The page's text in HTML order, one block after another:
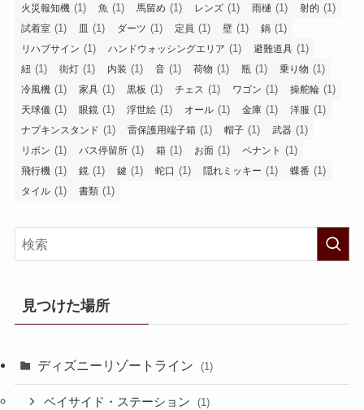
火災報知機 (1) 魚 (1) 馬留め (1) レンズ (1) 雨樋 (1) 射的 (1)
試着室 (1) 皿 (1) ダーツ (1) 定員 (1) 壁 (1) 鍋 (1)
リハブサイン (1) ハンドウォッシングエリア (1) 避難道具 (1)
紐 (1) 街灯 (1) 内装 (1) 音 (1) 荷物 (1) 瓶 (1) 乗り物 (1)
冷風機 (1) 家具 (1) 黒板 (1) チェス (1) ワゴン (1) 操舵輪 (1)
天球儀 (1) 眼鏡 (1) 浮世絵 (1) オール (1) 金庫 (1) 洋服 (1)
ナプキンスタンド (1) 雷保護用端子箱 (1) 帽子 (1) 武器 (1)
リボン (1) バス停留所 (1) 箱 (1) お面 (1) ペナント (1)
飛行機 (1) 鏡 (1) 鍵 (1) 蛇口 (1) 隠れミッキー (1) 蝶番 (1)
タイル (1) 書類 (1)
見つけた場所
ディズニーリゾートライン (1)
ベイサイド・ステーション (1)